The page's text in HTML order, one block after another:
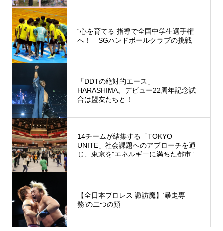
“心を育てる”指導で全国中学生選手権
へ！ SGハンドボールクラブの挑戦
「DDTの絶対的エース」
HARASHIMA。デビュー22周年記念試
合は盟友たちと！
14チームが結集する「TOKYO
UNITE」社会課題へのアプローチを通
じ、東京を”エネルギーに満ちた都市”...
【全日本プロレス 諏訪魔】‘暴走専
務’の二つの顔